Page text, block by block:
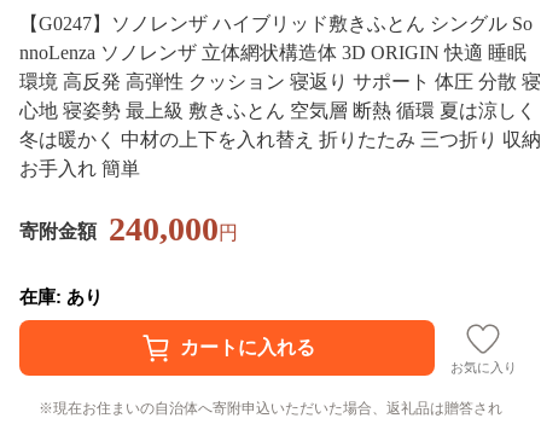
【G0247】ソノレンザ ハイブリッド敷きふとん シングル So
nnoLenza ソノレンザ 立体網状構造体 3D ORIGIN 快適 睡眠
環境 高反発 高弾性 クッション 寝返り サポート 体圧 分散 寝
心地 寝姿勢 最上級 敷きふとん 空気層 断熱 循環 夏は涼しく
冬は暖かく 中材の上下を入れ替え 折りたたみ 三つ折り 収納
お手入れ 簡単
寄附金額 240,000円
在庫: あり
お気に入り
現在お住まいの自治体へ寄附申込いただいた場合、返礼品は贈答され